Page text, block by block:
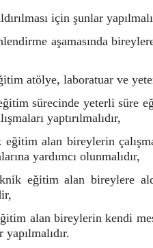
için şunlar
aşamasında
atölye, laboratuar ve
sürecinde yeterli süre
yaptırılmalıdır,
alan bireylerin
yardımcı olunmalıdır,
eğitim alan bireylere
alan bireylerin kendi